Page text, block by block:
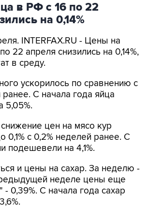
в РФ с 16 по 22
на 0,14%
INTERFAX.RU - Цены на
22 апреля снизились на 0,14%,
в среду.
ускорилось по сравнению с
С начала года яйца
5,05%.
цен на мясо кур
0,1% с 0,2% неделей ранее. С
подешевели на 4,1%.
и цены на сахар. За неделю -
неделе цены еще
0,39%. С начала года сахар